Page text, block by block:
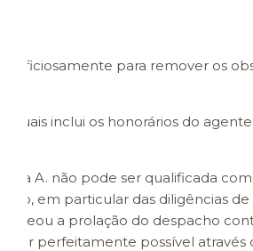
oficiosamente para remover os
inclui os honorários do
da A. não pode ser qualificada
em particular das diligências de
a prolação do despacho
ser perfeitamente possível